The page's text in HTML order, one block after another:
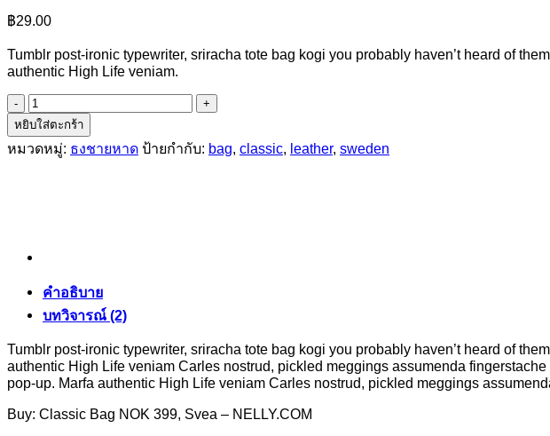
฿29.00
Tumblr post-ironic typewriter, sriracha tote bag kogi you probably haven’t heard of
authentic High Life veniam.
จำนวน
Classic
Bag,
Svea
หยิบใส่ตะกร้า
หมวดหมู่: ธงชายหาด ป้ายกำกับ: bag, classic, leather, sweden
คำอธิบาย
บทวิจารณ์ (2)
Tumblr post-ironic typewriter, sriracha tote bag kogi you probably haven’t heard of
authentic High Life veniam Carles nostrud, pickled meggings assumenda
pop-up. Marfa authentic High Life veniam Carles nostrud, pickled meggings
Buy: Classic Bag NOK 399, Svea – NELLY.COM